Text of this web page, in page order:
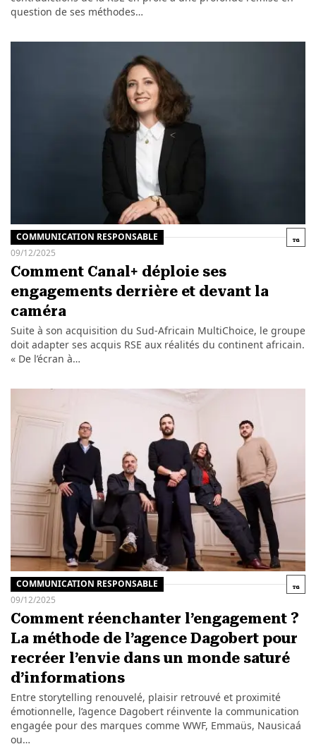
question de ses méthodes…
COMMUNICATION RESPONSABLE
09/12/2025
Comment Canal+ déploie ses
engagements derrière et devant la
caméra
Suite à son acquisition du Sud-Africain MultiChoice, le groupe
doit adapter ses acquis RSE aux réalités du continent africain.
« De l’écran à…
COMMUNICATION RESPONSABLE
09/12/2025
Comment réenchanter l’engagement ?
La méthode de l’agence Dagobert pour
recréer l’envie dans un monde saturé
d’informations
Entre storytelling renouvelé, plaisir retrouvé et proximité
émotionnelle, l’agence Dagobert réinvente la communication
engagée pour des marques comme WWF, Emmaüs, Nausicaá
ou…